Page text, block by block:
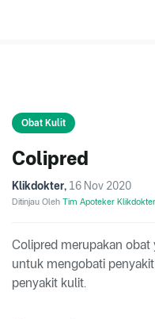
Obat Kulit
Colipred
Klikdokter, 16 Nov 2020
Ditinjau Oleh Tim Apoteker Klikdokter
Colipred merupakan obat
untuk mengobati
penyakit kulit.